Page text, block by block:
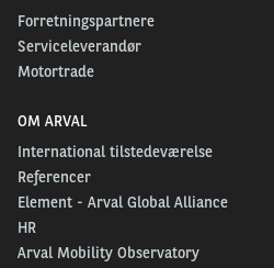
Forretningspartnere
Serviceleverandør
Motortrade
OM ARVAL
International tilstedeværelse
Referencer
Element - Arval Global Alliance
HR
Arval Mobility Observatory